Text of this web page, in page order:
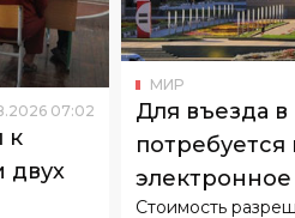
2026 02
к
двух
Для въезда в
потребуется
Стоимость
оформления
проект
стадии